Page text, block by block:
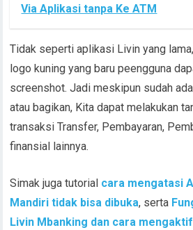
Via Aplikasi tanpa Ke ATM
Tidak seperti aplikasi Livin yang
logo kuning yang baru peengguna
screenshot. Jadi meskipun sudah
atau bagikan, Kita dapat melakukan
transaksi Transfer, Pembayaran,
finansial lainnya.
Simak juga tutorial cara mengatasi
Mandiri tidak bisa dibuka, serta
Livin Mbanking dan cara